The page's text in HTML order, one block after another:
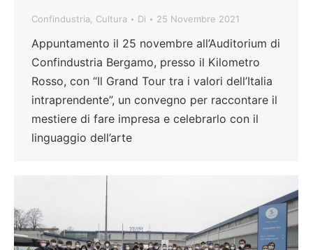
Confindustria Cultura Di 25 Novembre 2021
Appuntamento il 25 novembre all’Auditorium di
Confindustria Bergamo, presso il Kilometro
Rosso, con “Il Grand Tour tra i valori dell’Italia
intraprendente”, un convegno per raccontare il
mestiere di fare impresa e celebrarlo con il
linguaggio dell’arte